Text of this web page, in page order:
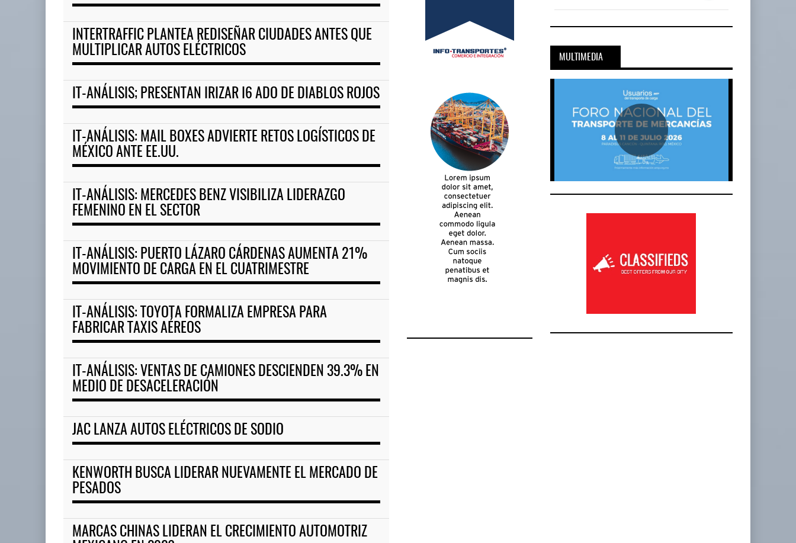
INTERTRAFFIC PLANTEA REDISEÑAR CIUDADES ANTES QUE
MULTIPLICAR AUTOS ELÉCTRICOS
IT-ANÁLISIS; PRESENTAN IRIZAR I6 ADO DE DIABLOS ROJOS
IT-ANÁLISIS: MAIL BOXES ADVIERTE RETOS LOGÍSTICOS DE
MÉXICO ANTE EE.UU.
IT-ANÁLISIS: MERCEDES BENZ VISIBILIZA LIDERAZGO
FEMENINO EN EL SECTOR
IT-ANÁLISIS: PUERTO LÁZARO CÁRDENAS AUMENTA 21%
MOVIMIENTO DE CARGA EN EL CUATRIMESTRE
IT-ANÁLISIS: TOYOTA FORMALIZA EMPRESA PARA
FABRICAR TAXIS AÉREOS
IT-ANÁLISIS: VENTAS DE CAMIONES DESCIENDEN 39.3% EN
MEDIO DE DESACELERACIÓN
JAC LANZA AUTOS ELÉCTRICOS DE SODIO
KENWORTH BUSCA LIDERAR NUEVAMENTE EL MERCADO DE
PESADOS
MARCAS CHINAS LIDERAN EL CRECIMIENTO AUTOMOTRIZ
MULTIMEDIA